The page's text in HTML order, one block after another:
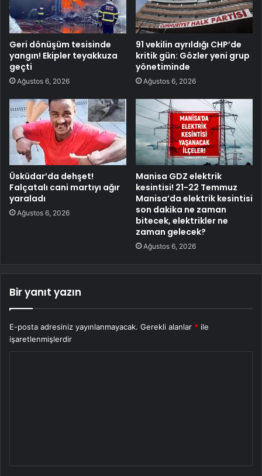
Geri dönüşüm tesisinde
yangın! Ekipler teyakkuza
geçti
Ağustos 6, 2026
91 vekilin ayrıldığı CHP’de
kritik gün: Gözler yeni grup
yönetiminde
Ağustos 6, 2026
Üsküdar’da dehşet!
Falçatalı cani martıyı ağır
yaraladı
Ağustos 6, 2026
Manisa GDZ elektrik
kesintisi! 21-22 Temmuz
Manisa’da elektrik kesintisi
son dakika ne zaman
bitecek, elektrikler ne
zaman gelecek?
Ağustos 6, 2026
Bir yanıt yazın
E-posta adresiniz yayınlanmayacak. Gerekli alanlar * ile
işaretlenmişlerdir